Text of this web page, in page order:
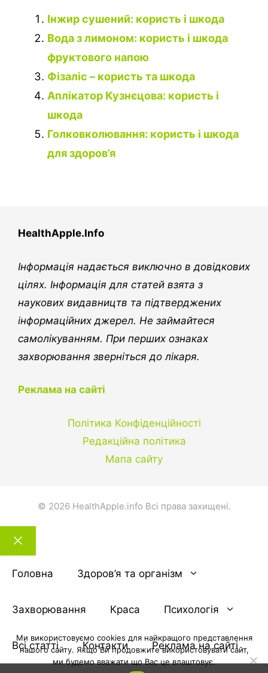
Інжир сушений: користь і шкода
Вода з лимоном: користь і шкода
фруктового напою
Фізаліс – користь та шкода
Аплікатор Кузнєцова: користь і
шкода
Голковколювання: користь і шкода
для здоров’я
HealthApple.Info
Інформація надається виключно в довідкових
цілях. Інформація для статей взята з
наукових видавництв та підтверджених
інформаційних джерел. Не займайтеся
самолікуванням. При перших ознаках
захворювання зверніться до лікаря.
Реклама на сайті
Політика Конфіденційності
Редакційна політика
Мапа сайту
© 2026 HealthApple.info Всі права захищені.
Закрити
тему
Головна Здоров’я та організм
Захворювання Краса Психологія
Всі статті Контакти Реклама на сайті
Ми використовуємо cookies для найкращого представлення
нашого сайту. Якщо Ви продовжите використовувати сайт,
ми будемо вважати що Вас це влаштовує.